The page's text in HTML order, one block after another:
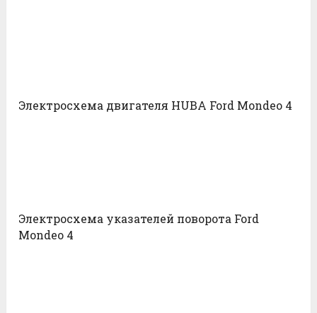
Электросхема двигателя HUBA Ford Mondeo 4
Электросхема указателей поворота Ford
Mondeo 4